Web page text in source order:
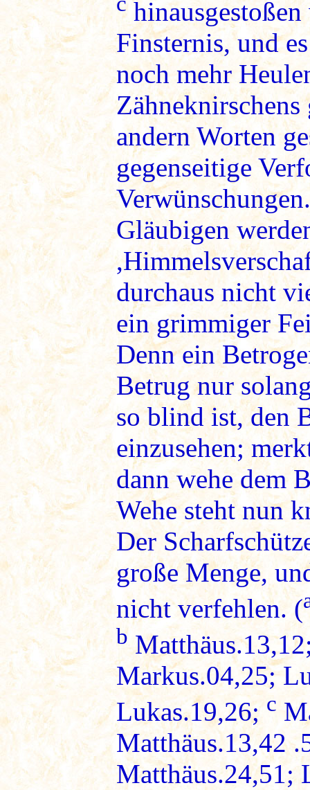
hinausgestoßen
Finsternis, und
noch mehr
andern Worten
gegenseitige
Gläubigen
durchaus nicht
ein grimmiger
Denn ein
Betrug nur
so blind ist, den
einzusehen;
dann wehe dem
Wehe steht nun
Der
große Menge,
nicht verfehlen. (
b
Markus.04,25;
Lukas.19,26; c
Matthäus.13,42
Matthäus.24,51;